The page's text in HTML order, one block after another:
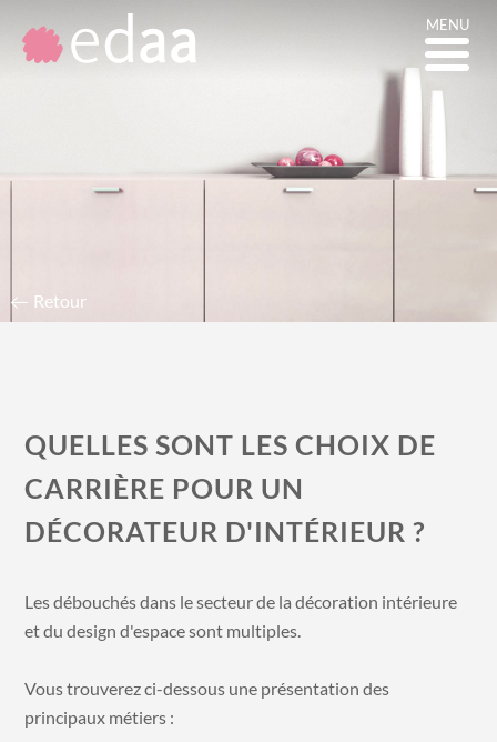
MENU
FORMATION
Retour
QUELLES SONT LES CHOIX DE
CARRIÈRE POUR UN
DÉCORATEUR D'INTÉRIEUR ?
Les débouchés dans le secteur de la décoration intérieure
et dudesign d'espacesont multiples.
Vous trouverez ci-dessous une présentation des
principaux métiers :